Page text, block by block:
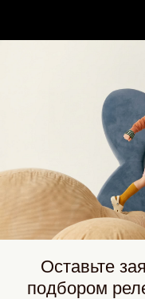
Оставьте
подбором
Логопед-дефектолог,
нейропсихолог.
с ОВЗ, диагностика
сферы ребёнка
Анна